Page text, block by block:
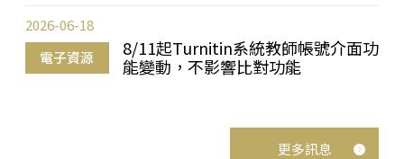
電子資源
8/11起Turnitin系統教師帳號介面功
能變動，不影響比對功能
2026-06-18
更多訊息